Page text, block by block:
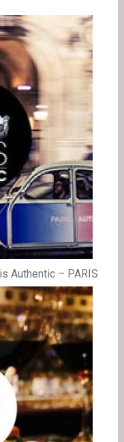
Authentic – PARIS